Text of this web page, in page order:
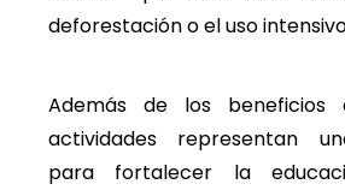
deforestación o el uso
Además de los beneficios
actividades representan
para fortalecer la